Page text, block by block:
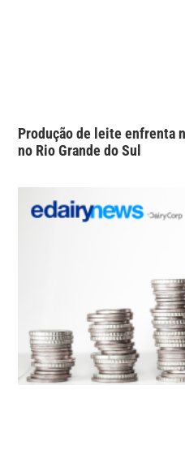
Produção de leite enfrenta
no Rio Grande do Sul